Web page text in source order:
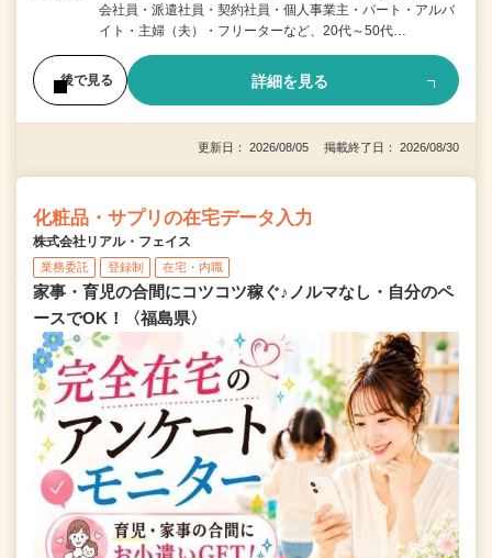
会社員・派遣社員・契約社員・個人事業主・パート・アルバ
イト・主婦（夫）・フリーターなど、20代～50代…
後で見る 詳細を見る
更新日： 2026/08/05 掲載終了日： 2026/08/30
化粧品・サプリの在宅データ入力
株式会社リアル・フェイス
業務委託 登録制 在宅・内職
家事・育児の合間にコツコツ稼ぐ♪ノルマなし・自分のペ
ースでOK！〈福島県〉